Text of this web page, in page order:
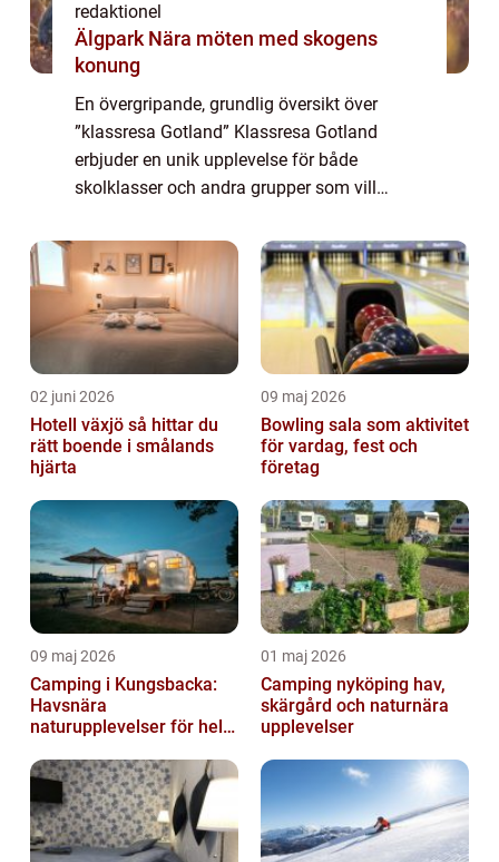
redaktionel
Älgpark Nära möten med skogens
konung
En övergripande, grundlig översikt över
”klassresa Gotland” Klassresa Gotland
erbjuder en unik upplevelse för både
skolklasser och andra grupper som vill
ön. Med sina rika kulturhistoriska sevär...
02 juni 2026
Hotell växjö så hittar du
rätt boende i smålands
hjärta
09 maj 2026
Bowling sala som aktivitet
för vardag, fest och
företag
09 maj 2026
Camping i Kungsbacka:
Havsnära
naturupplevelser för hela
01 maj 2026
Camping nyköping hav,
skärgård och naturnära
upplevelser